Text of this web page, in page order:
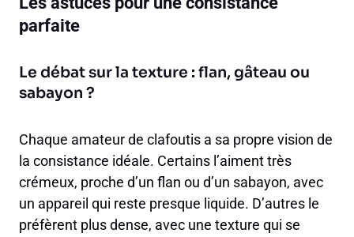
parfaite
Le débat sur la texture : flan, gâteau ou
sabayon ?
Chaque amateur de clafoutis a sa propre vision de
la consistance idéale. Certains l’aiment très
crémeux, proche d’un flan ou d’un sabayon, avec
un appareil qui reste presque liquide. D’autres le
préfèrent plus dense, avec une texture qui se